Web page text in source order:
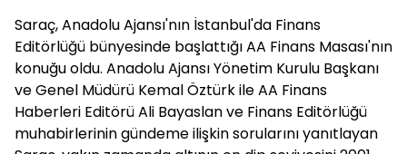
Saraç, Anadolu Ajansı'nın İstanbul'da Finans
Editörlüğü bünyesinde başlattığı AA Finans Masası'nın
konuğu oldu. Anadolu Ajansı Yönetim Kurulu Başkanı
ve Genel Müdürü Kemal Öztürk ile AA Finans
Haberleri Editörü Ali Bayaslan ve Finans Editörlüğü
muhabirlerinin gündeme ilişkin sorularını yanıtlayan